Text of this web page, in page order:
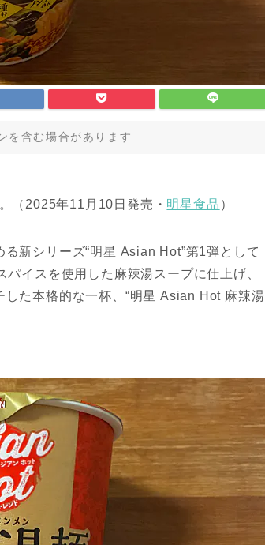
を含む場合があります
（2025年11月10日発売・ 明星食品 ）
新シリーズ“明星 Asian Hot”第1弾として
イスを使用した麻辣湯スープに仕上げ、
た本格的な一杯、“明星 Asian Hot 麻辣湯